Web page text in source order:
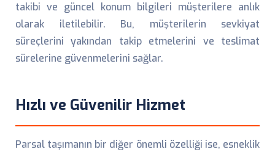
takibi ve güncel konum bilgileri müşterilere anlık
olarak iletilebilir. Bu, müşterilerin sevkiyat
süreçlerini yakından takip etmelerini ve teslimat
sürelerine güvenmelerini sağlar.
Hızlı ve Güvenilir Hizmet
Parsal taşımanın bir diğer önemli özelliği ise, esneklik